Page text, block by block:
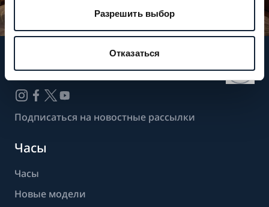
Разрешить выбор
Отказаться
Подписаться на новостные рассылки
Часы
Часы
Новые модели